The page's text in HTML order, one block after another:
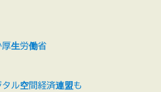
生労働省
ル空間経済連盟も